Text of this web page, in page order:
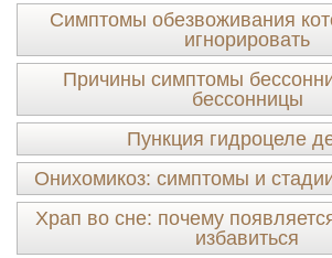
Симптомы обезвоживания
игнорировать
Причины симптомы
бессонницы
Пункция гидроцеле
Онихомикоз: симптомы и
Храп во сне: почему
избавиться